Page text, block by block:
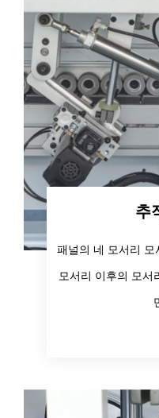
추
패널의 네 모서리 모
모서리 이후의 모서